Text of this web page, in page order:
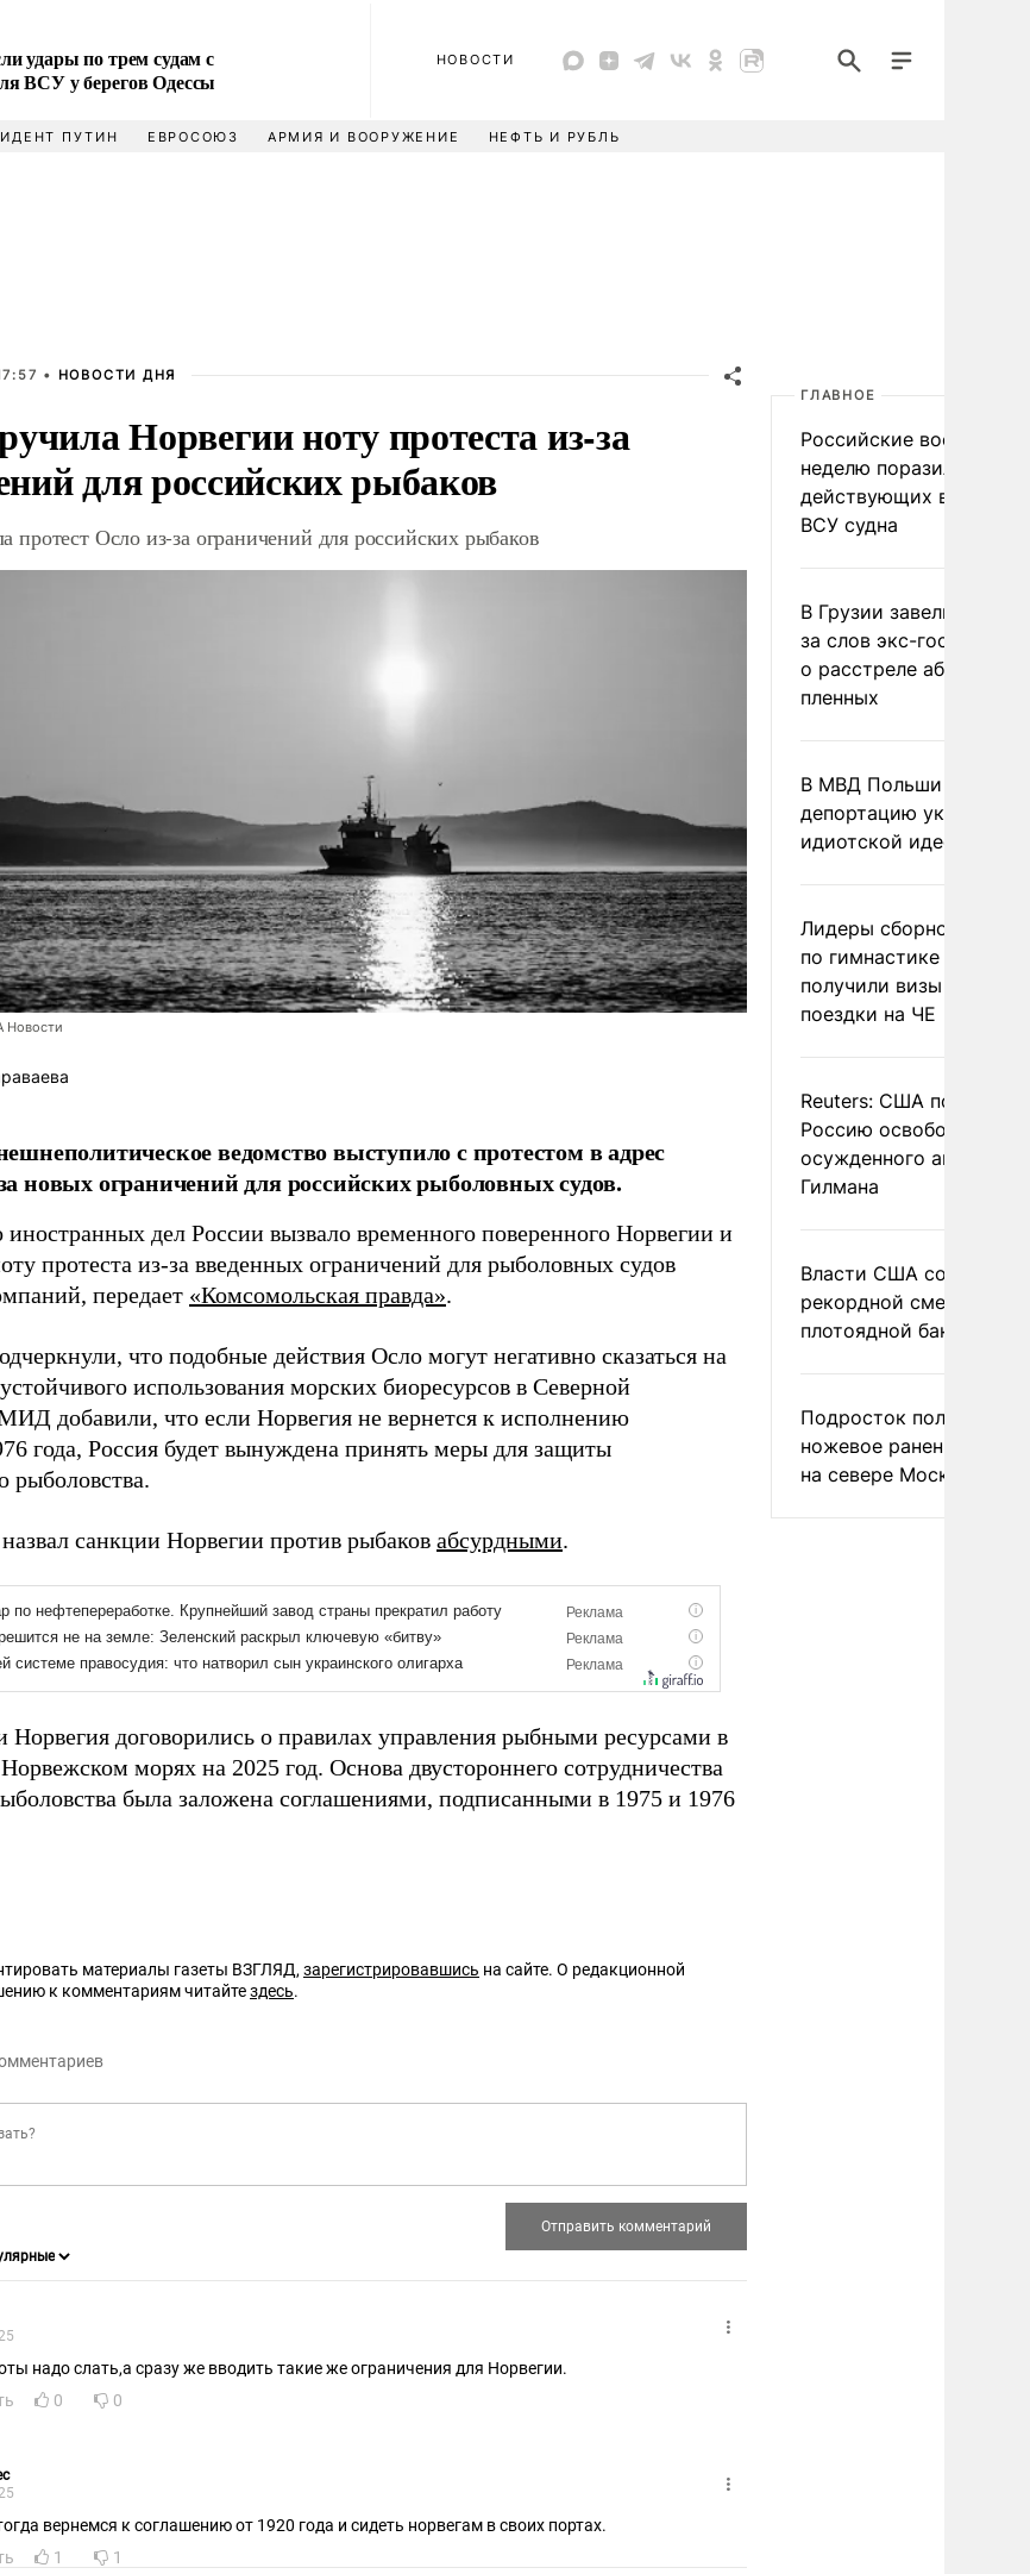
удары по трем судам с
ВСУ у берегов Одессы
НОВОСТИ
ПУТИН ЕВРОСОЮЗ АРМИЯ И ВООРУЖЕНИЕ НЕФТЬ И РУБЛЬ
• НОВОСТИ ДНЯ
Норвегии ноту протеста из-за
для российских рыбаков
протест Осло из-за ограничений для российских рыбаков
Новости
ведомство выступило с протестом в адрес
новых ограничений для российских рыболовных судов.
дел России вызвало временного поверенного Норвегии и
протеста из-за введенных ограничений для рыболовных судов
передает «Комсомольская правда».
что подобные действия Осло могут негативно сказаться на
использования морских биоресурсов в Северной
добавили, что если Норвегия не вернется к исполнению
года, Россия будет вынуждена принять меры для защиты
рыболовства.
санкции Норвегии против рыбаков абсурдными.
Норвегия договорились о правилах управления рыбными ресурсами в
морях на 2025 год. Основа двустороннего сотрудничества
была заложена соглашениями, подписанными в 1975 и 1976
материалы газеты ВЗГЛЯД,зарегистрировавшись на сайте. О редакционной
к комментариям читайтездесь.
надо слать,а сразу же вводить такие же ограничения для Норвегии.
0 0
вернемся к соглашению от 1920 года и сидеть норвегам в своих портах.
1 1
ГЛАВНОЕ
Российские военные за
неделю поразили 34
действующих в
ВСУ судна
В Грузии завели дело
за слов экс-
о расстреле абхазских
пленных
В МВД Польши назвали
депортацию украинцев
идиотской идеей
Лидеры сборной
по гимнастике не
получили визы для
поездки на ЧЕ
Reuters: США
Россию освободить
осужденного
Гилмана
Власти США сообщили
рекордной смертности
плотоядной бактерии
Подросток получил
ножевое ранение в
на севере Москвы